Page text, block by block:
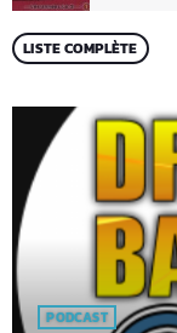
LISTE COMPLÈTE
PODCAST